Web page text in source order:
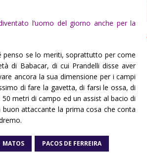
l’uomo del giorno anche per la
penso se lo meriti, soprattutto per come
di Babacar, di cui Prandelli disse aver
ancora la sua dimensione per i campi
di fare la gavetta, di farsi le ossa, di
metri di campo ed un assist al bacio di
attaccante la prima cosa che conta
MATOS PACOS DE FERREIRA